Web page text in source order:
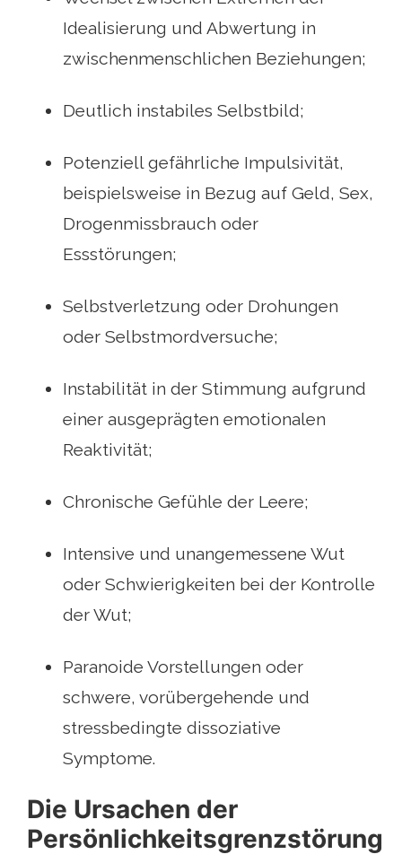
Idealisierung und Abwertung in
zwischenmenschlichen Beziehungen;
Deutlich instabiles Selbstbild;
Potenziell gefährliche Impulsivität,
beispielsweise in Bezug auf Geld, Sex,
Drogenmissbrauch oder
Essstörungen;
Selbstverletzung oder Drohungen
oder Selbstmordversuche;
Instabilität in der Stimmung aufgrund
einer ausgeprägten emotionalen
Reaktivität;
Chronische Gefühle der Leere;
Intensive und unangemessene Wut
oder Schwierigkeiten bei der Kontrolle
der Wut;
Paranoide Vorstellungen oder
schwere, vorübergehende und
stressbedingte dissoziative
Symptome.
Die Ursachen der
Persönlichkeitsgrenzstörung